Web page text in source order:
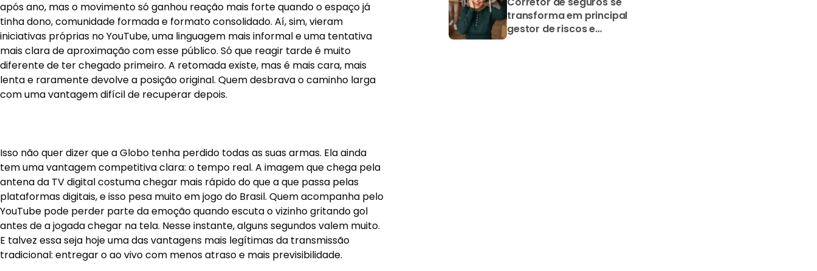
após ano, mas o movimento só ganhou reação mais forte quando o espaço já
tinha dono, comunidade formada e formato consolidado. Aí, sim, vieram
iniciativas próprias no YouTube, uma linguagem mais informal e uma tentativa
mais clara de aproximação com esse público. Só que reagir tarde é muito
diferente de ter chegado primeiro. A retomada existe, mas é mais cara, mais
lenta e raramente devolve a posição original. Quem desbrava o caminho larga
com uma vantagem difícil de recuperar depois.
Isso não quer dizer que a Globo tenha perdido todas as suas armas. Ela ainda
tem uma vantagem competitiva clara: o tempo real. A imagem que chega pela
antena da TV digital costuma chegar mais rápido do que a que passa pelas
plataformas digitais, e isso pesa muito em jogo do Brasil. Quem acompanha pelo
YouTube pode perder parte da emoção quando escuta o vizinho gritando gol
antes de a jogada chegar na tela. Nesse instante, alguns segundos valem muito.
E talvez essa seja hoje uma das vantagens mais legítimas da transmissão
tradicional: entregar o ao vivo com menos atraso e mais previsibilidade.
transforma em principal
gestor de riscos e